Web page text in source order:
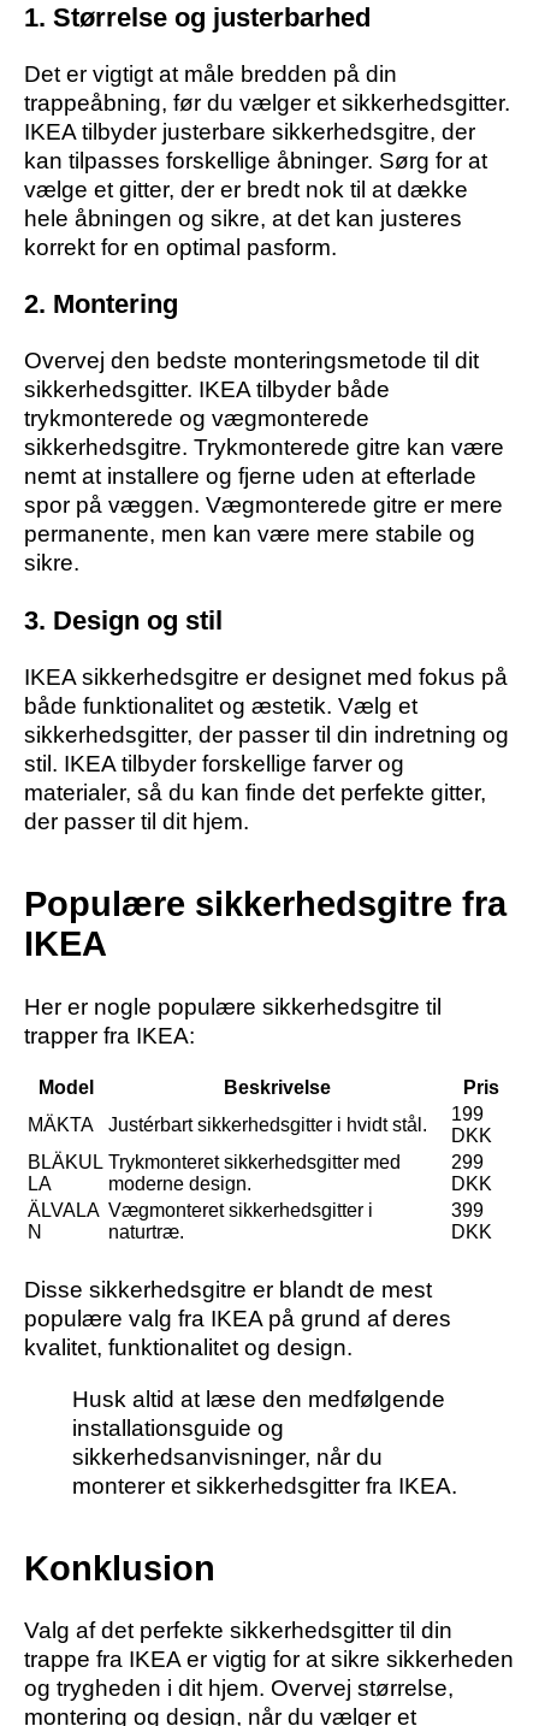
1. Størrelse og justerbarhed
Det er vigtigt at måle bredden på din
trappeåbning, før du vælger et sikkerhedsgitter.
IKEA tilbyder justerbare sikkerhedsgitre, der
kan tilpasses forskellige åbninger. Sørg for at
vælge et gitter, der er bredt nok til at dække
hele åbningen og sikre, at det kan justeres
korrekt for en optimal pasform.
2. Montering
Overvej den bedste monteringsmetode til dit
sikkerhedsgitter. IKEA tilbyder både
trykmonterede og vægmonterede
sikkerhedsgitre. Trykmonterede gitre kan være
nemt at installere og fjerne uden at efterlade
spor på væggen. Vægmonterede gitre er mere
permanente, men kan være mere stabile og
sikre.
3. Design og stil
IKEA sikkerhedsgitre er designet med fokus på
både funktionalitet og æstetik. Vælg et
sikkerhedsgitter, der passer til din indretning og
stil. IKEA tilbyder forskellige farver og
materialer, så du kan finde det perfekte gitter,
der passer til dit hjem.
Populære sikkerhedsgitre fra
IKEA
Her er nogle populære sikkerhedsgitre til
trapper fra IKEA:
Model Beskrivelse
Pris
MÄKTA
Justérbart sikkerhedsgitter i hvidt stål.
199
DKK
BLÄKUL
LA
Trykmonteret sikkerhedsgitter med
moderne design.
299
DKK
ÄLVALA
N
Vægmonteret sikkerhedsgitter i
naturtræ.
399
DKK
Disse sikkerhedsgitre er blandt de mest
populære valg fra IKEA på grund af deres
kvalitet, funktionalitet og design.
Husk altid at læse den medfølgende
installationsguide og
sikkerhedsanvisninger, når du
monterer et sikkerhedsgitter fra IKEA.
Konklusion
Valg af det perfekte sikkerhedsgitter til din
trappe fra IKEA er vigtig for at sikre sikkerheden
og trygheden i dit hjem. Overvej størrelse,
montering og design, når du vælger et